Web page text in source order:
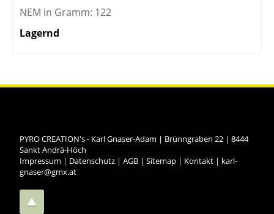
NEM in Gramm: 122
Lagernd
PYRO CREATION's - Karl Gnaser-Adam | Brünngraben 22 |8444
Sankt Andrä-Höch
Impressum | Datenschutz |AGB |Sitemap | Kontakt | karl-
gnaser@gmx.at